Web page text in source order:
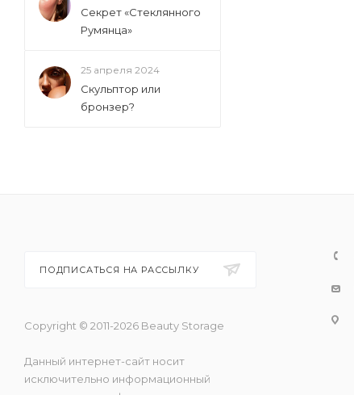
Секрет «Стеклянного
Румянца»
25 апреля 2024
Скульптор или
бронзер?
ПОДПИСАТЬСЯ НА РАССЫЛКУ
Copyright © 2011-2026 Beauty Storage
Данный интернет-сайт носит
исключительно информационный